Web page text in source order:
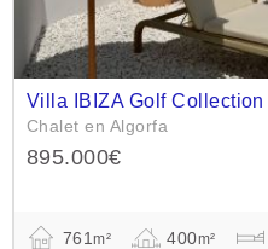
Villa IBIZA Golf Collection
Chalet en Algorfa
895.000€
761m² 400m²